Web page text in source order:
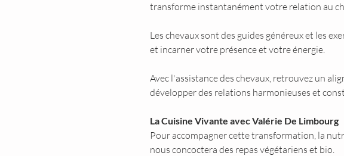
transforme instantanément votre relation au
Les chevaux sont des guides généreux et les
et incarner votre présence et votre énergie.
Avec l'assistance des chevaux, retrouvez un
développer des relations harmonieuses et
La Cuisine Vivante avec Valérie De Limbourg
Pour accompagner cette transformation, la
nous concoctera des repas végétariens et bio.